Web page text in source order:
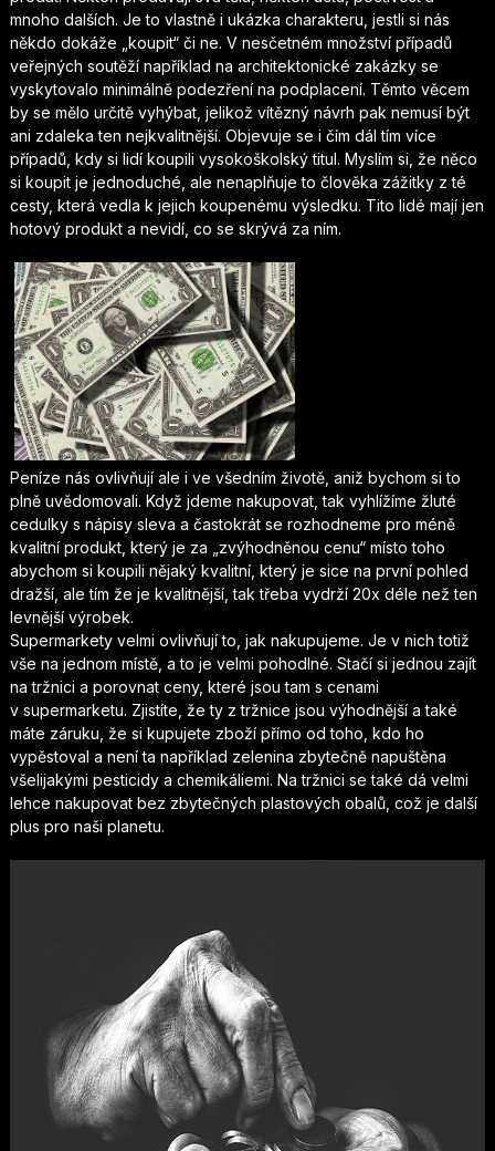
mnoho dalších. Je to vlastně i ukázka charakteru, jestli si nás
někdo dokáže „koupit“ či ne. V nesčetném množství případů
veřejných soutěží například na architektonické zakázky se
vyskytovalo minimálně podezření na podplacení. Těmto věcem
by se mělo určitě vyhýbat, jelikož vítězný návrh pak nemusí být
ani zdaleka ten nejkvalitnější. Objevuje se i čím dál tím více
případů, kdy si lidí koupili vysokoškolský titul. Myslím si, že něco
si koupit je jednoduché, ale nenaplňuje to člověka zážitky z té
cesty, která vedla k jejich koupenému výsledku. Tito lidé mají jen
hotový produkt a nevidí, co se skrývá za ním.
Peníze nás ovlivňují ale i ve všedním životě, aniž bychom si to
plně uvědomovali. Když jdeme nakupovat, tak vyhlížíme žluté
cedulky s nápisy sleva a častokrát se rozhodneme pro méně
kvalitní produkt, který je za „zvýhodněnou cenu“ místo toho
abychom si koupili nějaký kvalitní, který je sice na první pohled
dražší, ale tím že je kvalitnější, tak třeba vydrží 20x déle než ten
levnější výrobek.
Supermarkety velmi ovlivňují to, jak nakupujeme. Je v nich totiž
vše na jednom místě, a to je velmi pohodlné. Stačí si jednou zajít
na tržnici a porovnat ceny, které jsou tam s cenami
v supermarketu. Zjistíte, že ty z tržnice jsou výhodnější a také
máte záruku, že si kupujete zboží přímo od toho, kdo ho
vypěstoval a není ta například zelenina zbytečně napuštěna
všelijakými pesticidy a chemikáliemi. Na tržnici se také dá velmi
lehce nakupovat bez zbytečných plastových obalů, což je další
plus pro naši planetu.